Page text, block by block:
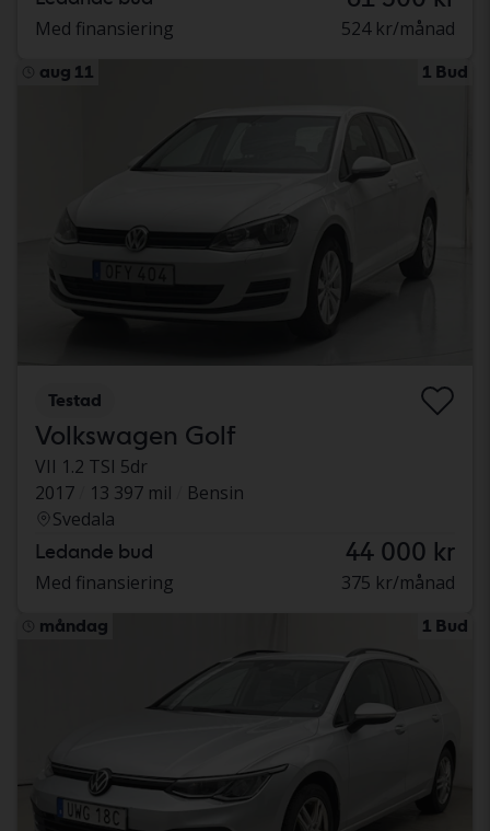
Med finansiering 524 kr/månad
aug 11 1 Bud
Testad
Volkswagen Golf
VII 1.2 TSI 5dr
2017
13 397 mil
Bensin
Svedala
Ledande bud 44 000 kr
Med finansiering 375 kr/månad
måndag 1 Bud